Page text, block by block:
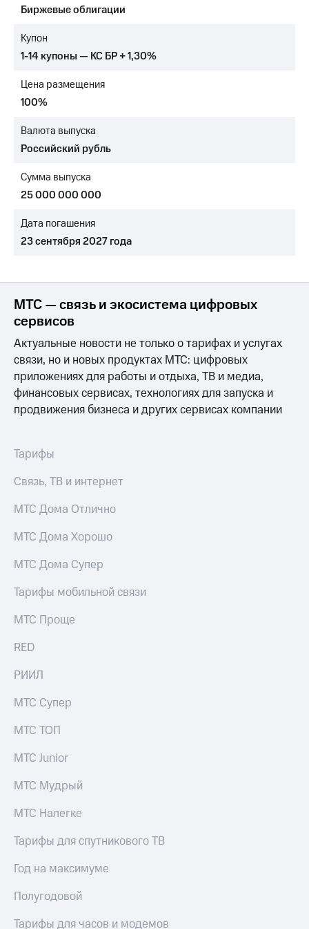
Достижения
Интервью
отчетность
Контакты
Новости
в
и акционерам
Корпоративное
Корпоративный
секретарь
Раскрытие
информации
Информация
акционерам
Документы
ПАО
"МТС"
Собрания
акционеров
капитал
и
Рынок
Описание
Программа
Порядок
выкупа
Описание
Уведомление
погашении
облигаций
Реквизиты
Контакты
развитие
На главную
Биржевые облигации
Купон
1-14 купоны — КС БР + 1,30%
Цена размещения
100%
Валюта выпуска
Российский рубль
Сумма выпуска
25 000 000 000
Дата погашения
23 сентября 2027 года
МТС — связь и экосистема цифровых
сервисов
Актуальные новости не только о тарифах и услугах
связи, но и новых продуктах МТС: цифровых
приложениях для работы и отдыха, ТВ и медиа,
финансовых сервисах, технологиях для запуска и
продвижения бизнеса и других сервисах компании
Тарифы
Связь, ТВ и интернет
МТС Дома Отлично
МТС Дома Хорошо
МТС Дома Супер
Тарифы мобильной связи
МТС Проще
RED
РИИЛ
МТС Супер
МТС ТОП
МТС Junior
МТС Мудрый
МТС Налегке
Тарифы для спутникового ТВ
Год на максимуме
Полугодовой
Тарифы для часов и модемов